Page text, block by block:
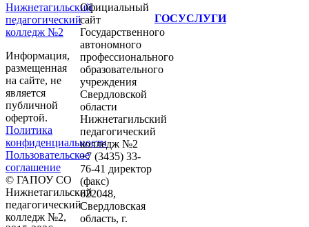
Нижнетагильский
педагогический
колледж №2
Информация,
размещенная
на сайте, не
является
публичной
офертой.
Политика
конфиденциальности
Пользовательское
соглашение
© ГАПОУ СО
Нижнетагильский
педагогический
колледж №2,
Официальный
сайт
Государственного
автономного
профессионального
образовательного
учреждения
Свердловской
области
Нижнетагильский
педагогический
колледж №2
+7 (3435) 33-
76-41 директор
(факс)
622048,
Свердловская
область, г.
ГОСУСЛУГИ